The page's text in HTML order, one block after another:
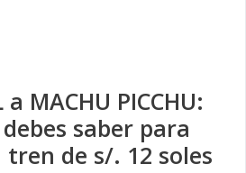
a MACHU PICCHU:
saber para
de s/. 12 soles